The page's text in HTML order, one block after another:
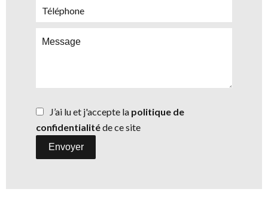
J’ai lu et j'accepte la politique de
confidentialitéde ce site
Envoyer